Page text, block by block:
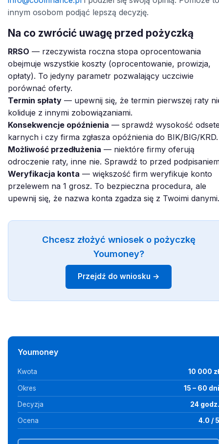
innym osobom podjąć lepszą decyzję.
Na co zwrócić uwagę przed pożyczką
RRSO — rzeczywista roczna stopa oprocentowania
obejmuje wszystkie koszty (oprocentowanie, prowizja,
opłaty). To jedyny parametr pozwalający uczciwie
porównać oferty.
Termin spłaty — upewnij się, że termin pierwszej raty
koliduje z innymi zobowiązaniami.
Konsekwencje opóźnienia — sprawdź wysokość
karnych i czy firma zgłasza opóźnienia do BIK/BIG/KRD.
Możliwość przedłużenia — niektóre firmy oferują
odroczenie raty, inne nie. Sprawdź to przed
Weryfikacja konta — większość firm weryfikuje konto
przelewem na 1 grosz. To bezpieczna procedura, ale
upewnij się, że nazwa konta zgadza się z Twoimi danymi.
Chcesz złożyć wniosek o pożyczkę
Youmoney?
Przejdź do wniosku →
Youmoney
Kwota 10 000 zł
Okres 15 – 60 dni
Decyzja 24 godz.
Ocena 4.0 / 5